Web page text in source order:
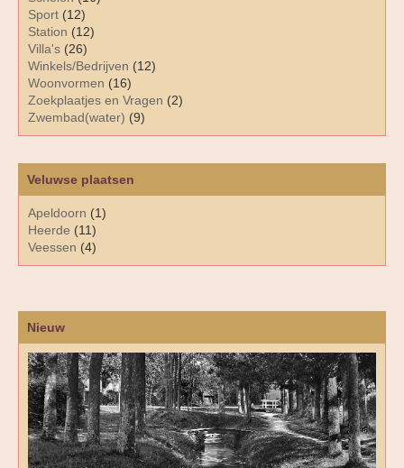
Sport (12)
Station (12)
Villa's (26)
Winkels/Bedrijven (12)
Woonvormen (16)
Zoekplaatjes en Vragen (2)
Zwembad(water) (9)
Veluwse plaatsen
Apeldoorn (1)
Heerde (11)
Veessen (4)
Nieuw